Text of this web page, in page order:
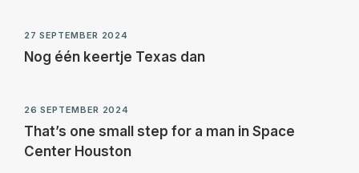
27 SEPTEMBER 2024
Nog één keertje Texas dan
26 SEPTEMBER 2024
That’s one small step for a man in Space
Center Houston